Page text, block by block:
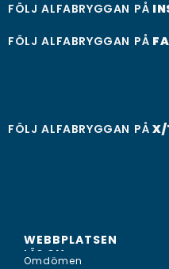
FÖLJ ALFABRYGGAN PÅ
FÖLJ ALFABRYGGAN PÅ
FÖLJ ALFABRYGGAN PÅ X/
WEBBPLATSEN
LÄS OM...
Omdömen